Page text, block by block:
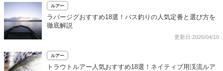
ルアー
ラバージグおすすめ18選！バス釣りの人気定番と選び方を
徹底解説
更新日:2026/04/10
ルアー
トラウトルアー人気おすすめ18選！ネイティブ用渓流ルア